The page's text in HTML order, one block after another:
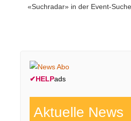
«Suchradar» in der Event-Suche.
✔HELPads
Aktuelle News